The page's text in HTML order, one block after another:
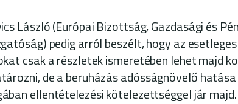
László (Európai Bizottság, Gazdasági és
pedig arról beszélt, hogy az
csak a részletek ismeretében lehet majd
de a beruházás adósságnövelő
ellentételezési kötelezettséggel jár majd.